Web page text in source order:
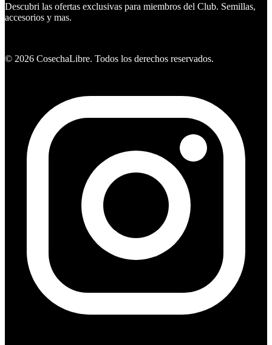
Descubri las ofertas exclusivas para miembros del Club. Semillas,
accesorios y mas.
© 2026 CosechaLibre. Todos los derechos reservados.